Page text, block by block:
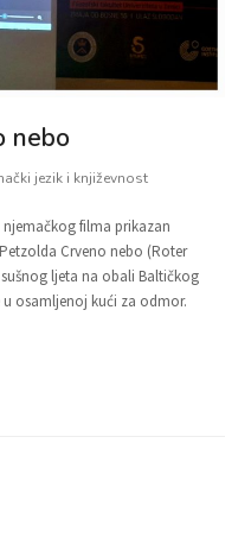
nebo
jezik i književnost
njemačkog filma prikazan
Crveno nebo (Roter
ljeta na obali Baltičkog
osamljenoj kući za odmor.